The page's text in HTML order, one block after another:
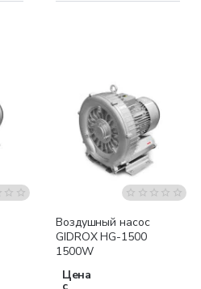
Бесплатная доставка
Воздушный насос
GIDROX HG-1500
1500W
Цена
с